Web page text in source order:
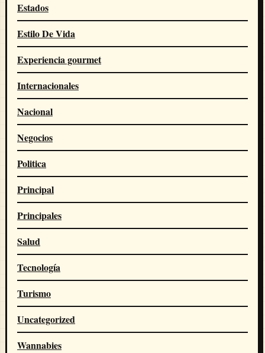
Estados
Estilo De Vida
Experiencia gourmet
Internacionales
Nacional
Negocios
Politica
Principal
Principales
Salud
Tecnología
Turismo
Uncategorized
Wannabies